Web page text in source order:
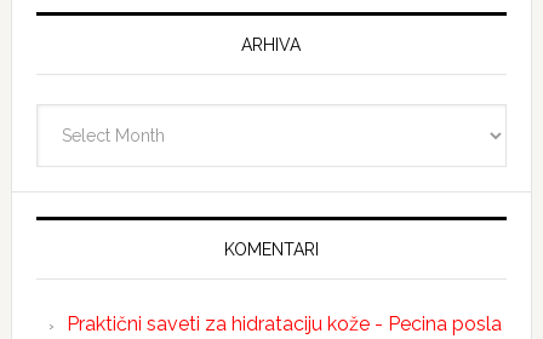
ARHIVA
KOMENTARI
Praktični saveti za hidrataciju kože - Pecina posla